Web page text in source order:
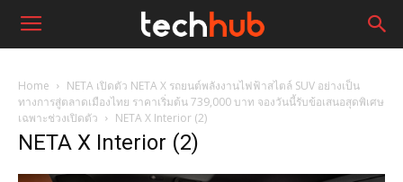
Home
NETA เปิดตัว NETA X รถยนต์พลังงานไฟฟ้าสไตล์ SUV อย่างเป็น
ทางการสู่ตลาดเมืองไทย ราคาเริ่มต้น 739,000 บาท จองวันนี้รับข้อเสนอสุดพิเศษ
เฉพาะช่วงเปิดตัว
NETA X Interior (2)
NETA X Interior (2)